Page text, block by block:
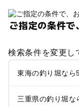
ご指定の条件
検索条件を変更し
東海の釣り堀なら
三重県の釣り堀な